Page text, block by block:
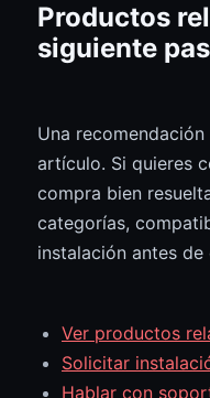
Productos
siguiente
Una
artículo. Si quieres
compra bien
categorías,
instalación antes
Ver productos
Solicitar
Hablar con